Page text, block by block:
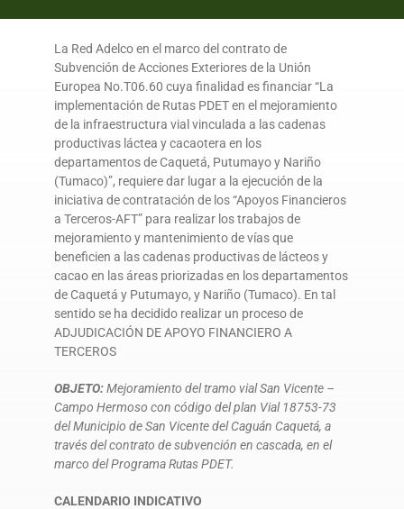
DONA AQUÍ
La Red Adelco en el marco del contrato de
Subvención de Acciones Exteriores de la Unión
Europea No.T06.60 cuya finalidad es financiar “La
implementación de Rutas PDET en el mejoramiento
de la infraestructura vial vinculada a las cadenas
productivas láctea y cacaotera en los
departamentos de Caquetá, Putumayo y Nariño
(Tumaco)”, requiere dar lugar a la ejecución de la
iniciativa de contratación de los “Apoyos Financieros
a Terceros-AFT” para realizar los trabajos de
mejoramiento y mantenimiento de vías que
beneficien a las cadenas productivas de lácteos y
cacao en las áreas priorizadas en los departamentos
de Caquetá y Putumayo, y Nariño (Tumaco). En tal
sentido se ha decidido realizar un proceso de
ADJUDICACIÓN DE APOYO FINANCIERO A
TERCEROS
OBJETO:Mejoramiento del tramo vial San Vicente –
Campo Hermoso con código del plan Vial 18753-73
del Municipio de San Vicente del Caguán Caquetá, a
través del contrato de subvención en cascada, en el
marco del Programa Rutas PDET.
CALENDARIO INDICATIVO